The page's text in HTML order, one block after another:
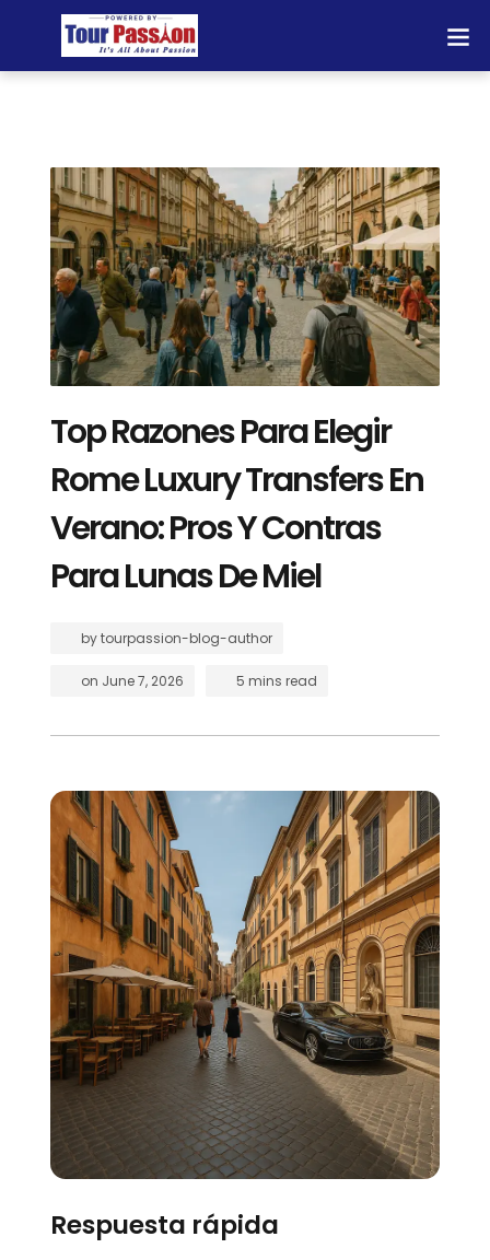
Top Razones Para Elegir
Rome Luxury Transfers En
Verano: Pros Y Contras
Para Lunas De Miel
bytourpassion-blog-author
on June 7, 2026 5 mins read
Respuesta rápida